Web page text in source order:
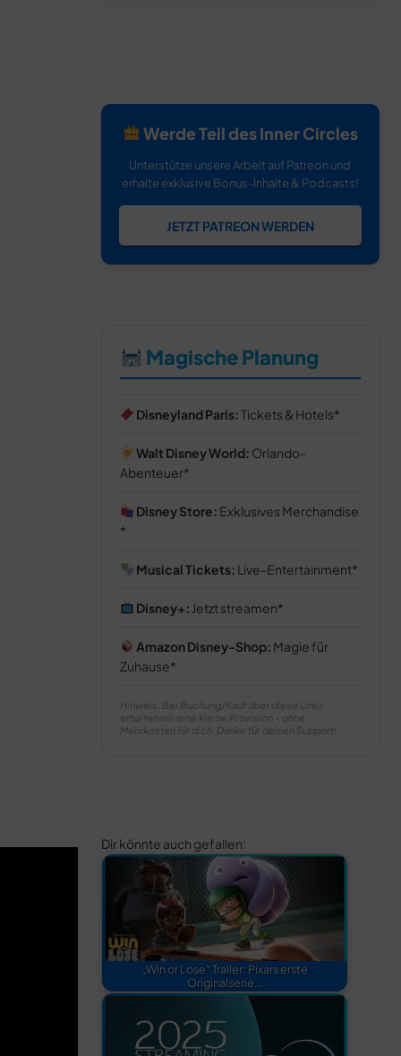
Werde Teil des Inner Circles
Unterstütze unsere Arbeit auf Patreon und
erhalte exklusive Bonus-Inhalte & Podcasts!
JETZT PATREON WERDEN
Magische Planung
Disneyland Paris:Tickets & Hotels
Walt Disney World: Orlando-
Abenteuer
Disney Store: Exklusives Merchandise
Musical Tickets: Live-Entertainment
Disney+: Jetzt streamen
Amazon Disney-Shop: Magie für
Zuhause
Hinweis: Bei Buchung/Kauf über diese Links
erhalten wir eine kleine Provision – ohne
Mehrkosten für dich. Danke für deinen Support!
Dir könnte auch gefallen:
„Win or Lose“ Trailer: Pixars erste
Originalserie…